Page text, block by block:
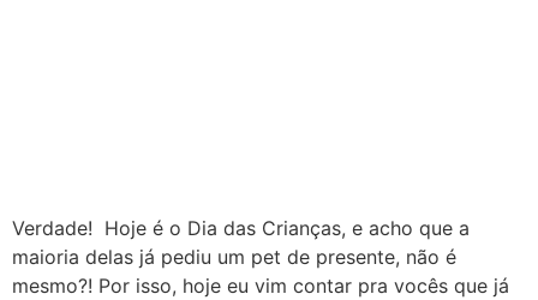
Verdade! Hoje é o Dia das Crianças, e acho que a
maioria delas já pediu um pet de presente, não é
mesmo?! Por isso, hoje eu vim contar pra vocês que já